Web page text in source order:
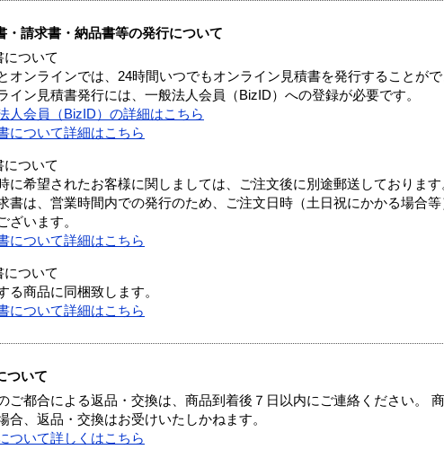
・請求書・納品書等の発行について
について
オンラインでは、24時間いつでもオンライン見積書を発行することがで
イン見積書発行には、一般法人会員（BizID）への登録が必要です。
人会員（BizID）の詳細はこちら
について詳細はこちら
について
に希望されたお客様に関しましては、ご注文後に別途郵送しております
書は、営業時間内での発行のため、ご注文日時（土日祝にかかる場合
ざいます。
について詳細はこちら
について
る商品に同梱致します。
について詳細はこちら
ついて
ご都合による返品・交換は、商品到着後７日以内にご連絡ください。
合、返品・交換はお受けいたしかねます。
ついて詳しくはこちら